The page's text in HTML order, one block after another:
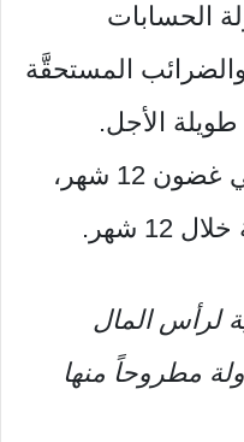
الحسابات
المستحقَّة
الأجل.
الأصول الحالية متوفرة في غضون 12 شهر،
شهر.
لرأس المال
مطروحاً منها